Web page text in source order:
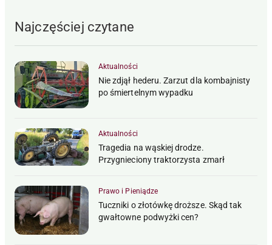
Najczęściej czytane
Aktualności
Nie zdjął hederu. Zarzut dla kombajnisty
po śmiertelnym wypadku
Aktualności
Tragedia na wąskiej drodze.
Przygnieciony traktorzysta zmarł
Prawo i Pieniądze
Tuczniki o złotówkę droższe. Skąd tak
gwałtowne podwyżki cen?